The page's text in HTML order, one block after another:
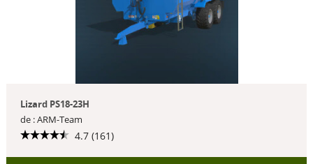
Lizard PS18-23H
de : ARM-Team
4.7 (161)